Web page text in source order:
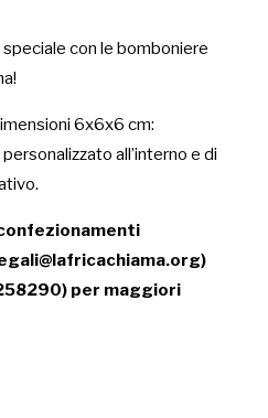
con le bomboniere
6x6x6 cm:
all’interno e di
per maggiori